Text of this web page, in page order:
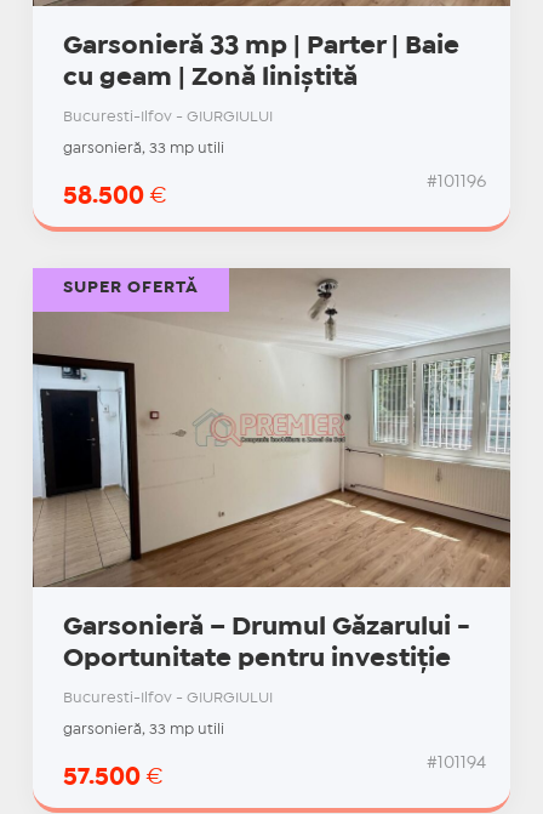
Garsonieră 33 mp | Parter | Baie
cu geam | Zonă liniștită
Bucuresti-Ilfov - GIURGIULUI
garsonieră, 33 mp utili
58.500 €
#101196
Garsonieră – Drumul Găzarului -
Oportunitate pentru investiție
Bucuresti-Ilfov - GIURGIULUI
garsonieră, 33 mp utili
57.500 €
#101194
SUPER OFERTĂ